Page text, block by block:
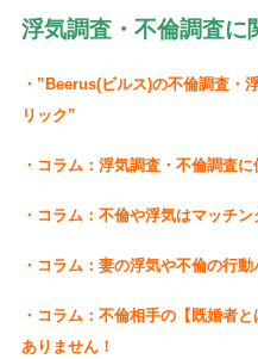
浮気調査・不倫調査に
・”Beerus(ビルス)の不倫調査・
リック”
・コラム：浮気調査・不倫調査
・コラム：不倫や浮気はマッチ
・コラム：妻の浮気や不倫の行
・コラム：不倫相手の【既婚者
ありません！